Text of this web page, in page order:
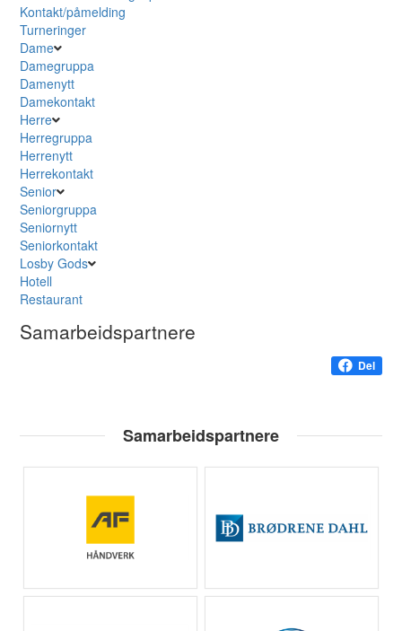
Kontakt/påmelding
Turneringer
Dame
Damegruppa
Damenytt
Damekontakt
Herre
Herregruppa
Herrenytt
Herrekontakt
Senior
Seniorgruppa
Seniornytt
Seniorkontakt
Losby Gods
Hotell
Restaurant
Samarbeidspartnere
Del
Samarbeidspartnere